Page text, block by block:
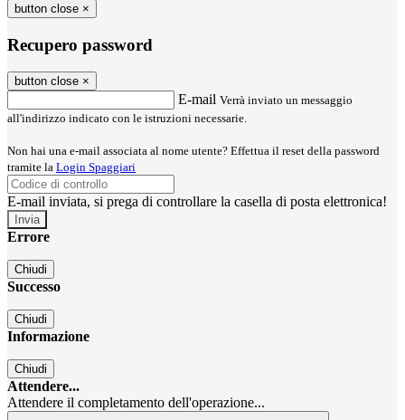
button close ×
Recupero password
button close ×
E-mail Verrà inviato un messaggio
all'indirizzo indicato con le istruzioni necessarie.
Non hai una e-mail associata al nome utente? Effettua il reset della password
tramite la Login Spaggiari
E-mail inviata, si prega di controllare la casella di posta elettronica!
Errore
Chiudi
Successo
Chiudi
Informazione
Chiudi
Attendere...
Attendere il completamento dell'operazione...